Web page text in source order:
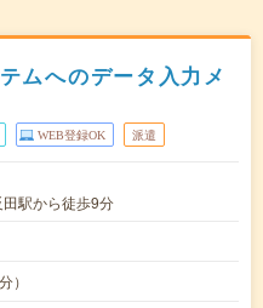
ムへのデータ入力メ
WEB登録OK 派遣
駅から徒歩9分
）